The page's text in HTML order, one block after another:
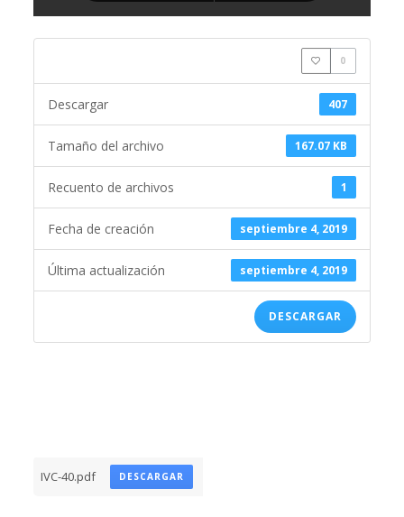
0
407
Descargar
167.07 KB
Tamaño del archivo
1
Recuento de archivos
septiembre 4, 2019
Fecha de creación
septiembre 4, 2019
Última actualización
DESCARGAR
IVC-40.pdf DESCARGAR